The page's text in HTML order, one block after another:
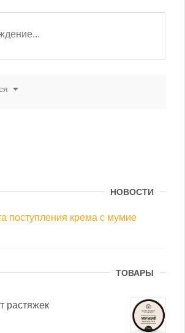
НОВОСТИ
поступления крема с мумие
ТОВАРЫ
растяжек